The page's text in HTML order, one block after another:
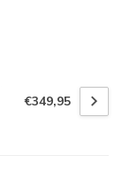
€349,95